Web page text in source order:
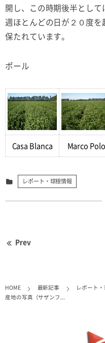
開し、この時期後半とし
週ほとんどの日が２０度を
保たれています。
ポール
Casa Blanca Marco Polo
レポート・球根情報
Prev
HOME 最新記事 レポート
産地の写真（サザンフ...